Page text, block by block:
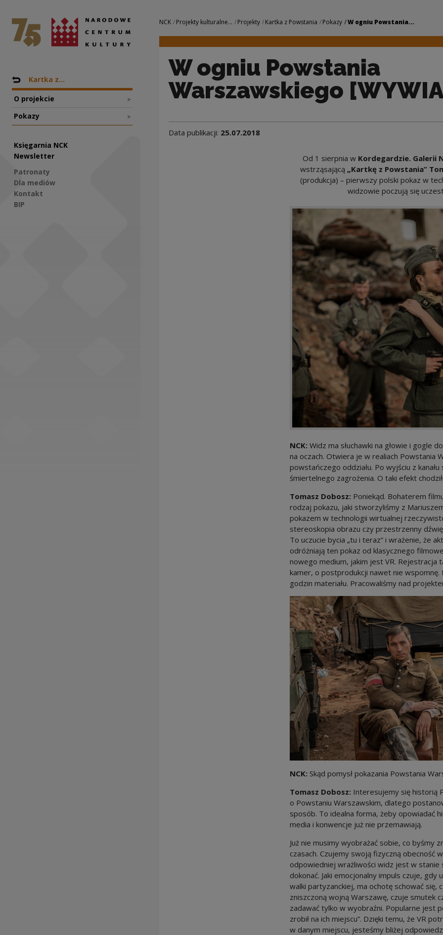
W ogniu Powstania Warszawskiego
Narodowe Centrum Kultury
Nawigacja
Powrót do: Projekty
Kartka z...
O projekcie >
Pokazy >
Księgarnia NCK
Newsletter
Patronaty
Dla mediów
Kontakt
BIP
Nawigacja
NCK Projekty kulturalne... Projekty Kartka z Powstania Pokazy W ogniu Powstania...
W ogniu Powstania
Warszawskiego
Data publikacji: 25.07.2018
Od 1 sierpnia w Kordegardzie. Galerii
wstrząsającą „Kartkę z Powstania”
(produkcja) – pierwszy polski pokaz w
widzowie poczują się
NCK: Widz ma słuchawki na głowie i gogle
na oczach. Otwiera je w realiach Powstania
powstańczego oddziału. Po wyjściu z
śmiertelnego zagrożenia. O taki efekt
Tomasz Dobosz: Poniekąd. Bohaterem
rodzaj pokazu, jaki stworzyliśmy z
pokazem w technologii wirtualnej
stereoskopia obrazu czy przestrzenny
To uczucie bycia „tu i teraz” i wrażenie, że
odróżniają ten pokaz od klasycznego
nowego medium, jakim jest VR. Rejestracja
kamer, o postprodukcji nawet nie
godzin materiału. Pracowaliśmy nad
NCK: Skąd pomysł pokazania Powstania
Tomasz Dobosz: Interesujemy się historią
o Powstaniu Warszawskim, dlatego
sposób. To idealna forma, żeby opowiadać
media i konwencje już nie przemawiają.
Już nie musimy wyobrażać sobie, co byśmy
czasach. Czujemy swoją fizyczną obecność
odpowiedniej wrażliwości widz jest w stanie
dokonać. Jaki emocjonalny impuls czuje,
walki partyzanckiej, ma ochotę schować się,
zniszczoną wojną Warszawę, czuje smutek
zadawać tylko w wyobraźni. Popularne jest
zrobił na ich miejscu”. Dzięki temu, że VR
w danym miejscu, jesteśmy bliżej